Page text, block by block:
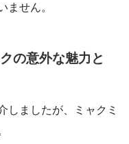
ません。
の意外な魅力と
しましたが、ミャクミ